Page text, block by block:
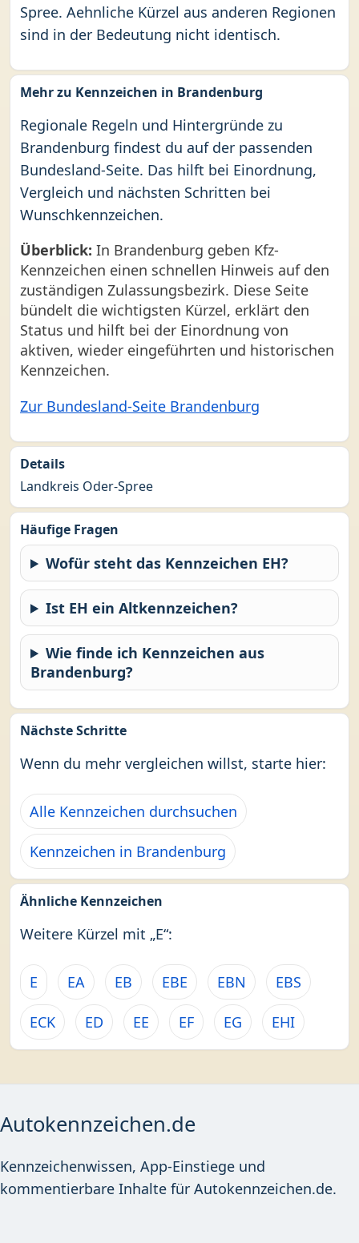
Spree. Aehnliche Kürzel aus anderen Regionen
sind in der Bedeutung nicht identisch.
Mehr zu Kennzeichen in Brandenburg
Regionale Regeln und Hintergründe zu
Brandenburg findest du auf der passenden
Bundesland-Seite. Das hilft bei Einordnung,
Vergleich und nächsten Schritten bei
Wunschkennzeichen.
Überblick: In Brandenburg geben Kfz-
Kennzeichen einen schnellen Hinweis auf den
zuständigen Zulassungsbezirk. Diese Seite
bündelt die wichtigsten Kürzel, erklärt den
Status und hilft bei der Einordnung von
aktiven, wieder eingeführten und historischen
Kennzeichen.
Zur Bundesland-Seite Brandenburg
Details
Landkreis Oder-Spree
Häufige Fragen
Wofür steht das Kennzeichen EH?
Ist EH ein Altkennzeichen?
Wie finde ich Kennzeichen aus
Brandenburg?
Nächste Schritte
Wenn du mehr vergleichen willst, starte hier:
Alle Kennzeichen durchsuchen
Kennzeichen in Brandenburg
Ähnliche Kennzeichen
Weitere Kürzel mit „E“:
E EA EB EBE EBN EBS
ECK ED EE EF EG EHI
Autokennzeichen.de
Kennzeichenwissen, App-Einstiege und
kommentierbare Inhalte für Autokennzeichen.de.